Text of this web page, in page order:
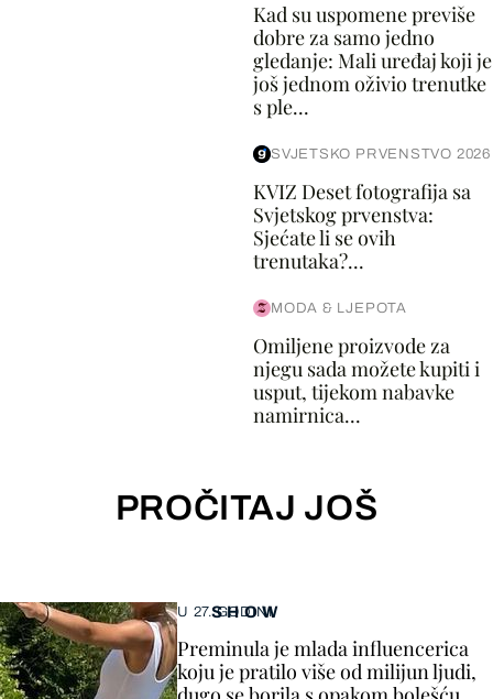
Kad su uspomene previše
dobre za samo jedno
gledanje: Mali uređaj koji je
još jednom oživio trenutke
s ple...
SVJETSKO PRVENSTVO 2026
KVIZ Deset fotografija sa
Svjetskog prvenstva:
Sjećate li se ovih
trenutaka?...
MODA & LJEPOTA
Omiljene proizvode za
njegu sada možete kupiti i
usput, tijekom nabavke
namirnica...
PROČITAJ JOŠ
SHOW
U 27. GODINI
Preminula je mlada influencerica
koju je pratilo više od milijun ljudi,